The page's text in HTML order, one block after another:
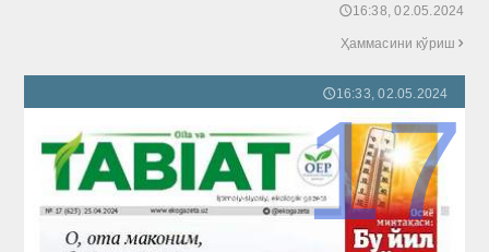
🕔16:38, 02.05.2024
Ҳаммасини кўриш
🕔16:33, 02.05.2024
17